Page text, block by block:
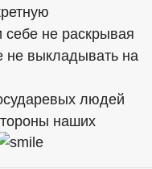
не раскрывая
не выкладывать на
людей
наших